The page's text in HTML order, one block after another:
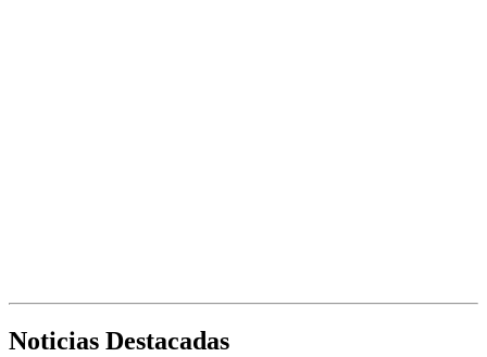
Noticias Destacadas